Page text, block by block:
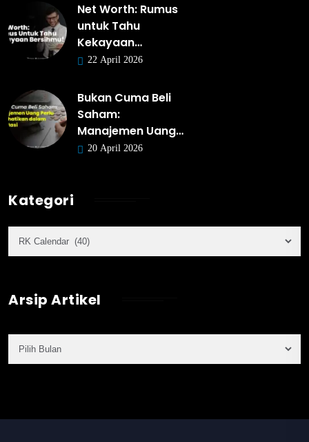
Net Worth: Rumus
untuk Tahu
Kekayaan…
22 April 2026
Bukan Cuma Beli
Saham:
Manajemen Uang…
20 April 2026
Kategori
Arsip Artikel